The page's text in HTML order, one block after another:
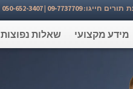
7737709 | 050-652-3407⁩
מידע מקצועי שאלות נפוצות